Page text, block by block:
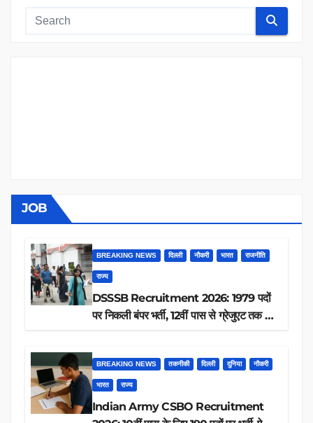
JOB
BREAKING NEWS दिल्ली नौकरी भारत राजनीति
राज्य
DSSSB Recruitment 2026: 1979 पदों
पर निकली बंपर भर्ती, 12वीं पास से ग्रेजुएट तक करें
BREAKING NEWS तकनीकी दिल्ली दुनिया नौकरी
भारत राज्य
Indian Army CSBO Recruitment